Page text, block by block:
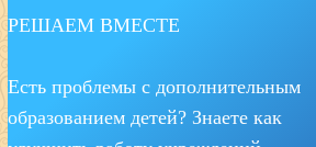
РЕШАЕМ ВМЕСТЕ
Есть проблемы с дополнительным
образованием детей? Знаете как